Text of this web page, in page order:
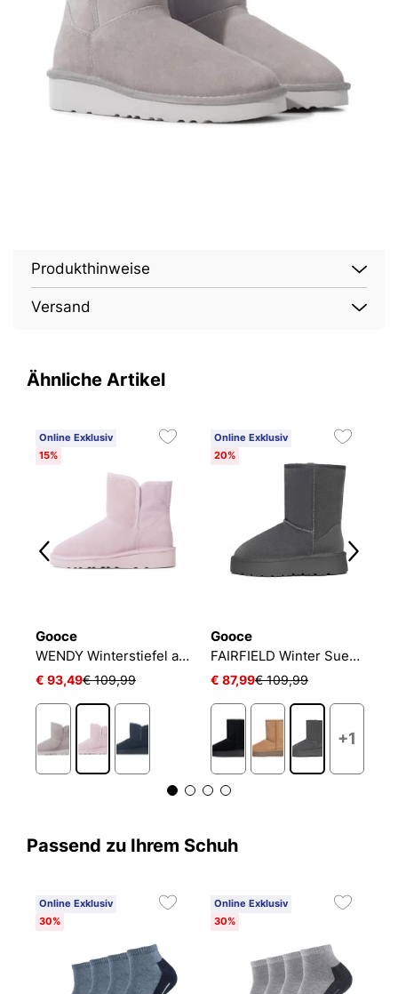
Produkthinweise
Versand
Ähnliche Artikel
Online Exklusiv
15%
Gooce
WENDY Winterstiefel aus Wildleder
€ 93,49€ 109,99
Online Exklusiv
20%
Gooce
FAIRFIELD Winter Suede Boots
€ 87,99€ 109,99
+1
Passend zu Ihrem Schuh
Online Exklusiv
30%
Online Exklusiv
30%